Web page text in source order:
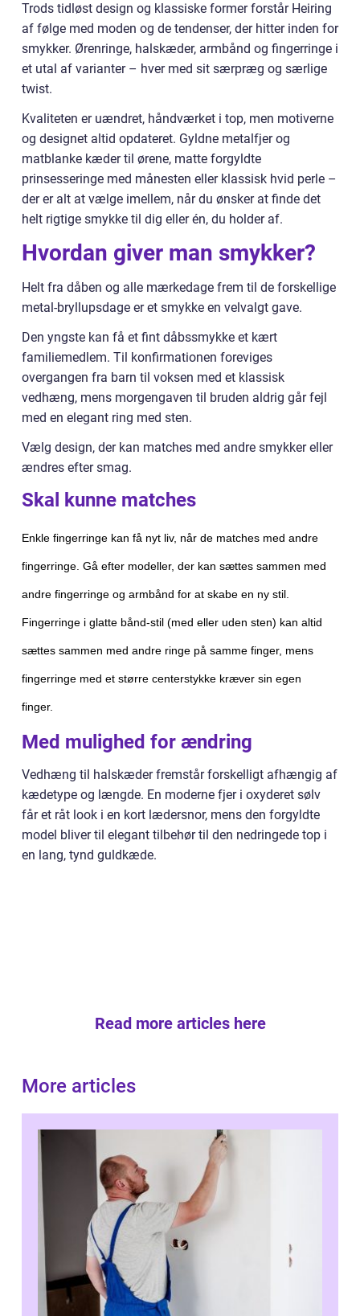
Trods tidløst design og klassiske former forstår Heiring
af følge med moden og de tendenser, der hitter inden for
smykker. Ørenringe, halskæder, armbånd og fingerringe i
et utal af varianter – hver med sit særpræg og særlige
twist.
Kvaliteten er uændret, håndværket i top, men motiverne
og designet altid opdateret. Gyldne metalfjer og
matblanke kæder til ørene, matte forgyldte
prinsesseringe med månesten eller klassisk hvid perle –
der er alt at vælge imellem, når du ønsker at finde det
helt rigtige smykke til dig eller én, du holder af.
Hvordan giver man smykker?
Helt fra dåben og alle mærkedage frem til de forskellige
metal-bryllupsdage er et smykke en velvalgt gave.
Den yngste kan få et fint dåbssmykke et kært
familiemedlem. Til konfirmationen foreviges
overgangen fra barn til voksen med et klassisk
vedhæng, mens morgengaven til bruden aldrig går fejl
med en elegant ring med sten.
Vælg design, der kan matches med andre smykker eller
ændres efter smag.
Skal kunne matches
Enkle fingerringe kan få nyt liv, når de matches med andre
fingerringe. Gå efter modeller, der kan sættes sammen med
andre fingerringe og armbånd for at skabe en ny stil.
Fingerringe i glatte bånd-stil (med eller uden sten) kan altid
sættes sammen med andre ringe på samme finger, mens
fingerringe med et større centerstykke kræver sin egen
finger.
Med mulighed for ændring
Vedhæng til halskæder fremstår forskelligt afhængig af
kædetype og længde. En moderne fjer i oxyderet sølv
får et råt look i en kort lædersnor, mens den forgyldte
model bliver til elegant tilbehør til den nedringede top i
en lang, tynd guldkæde.
Read more articles here
More articles